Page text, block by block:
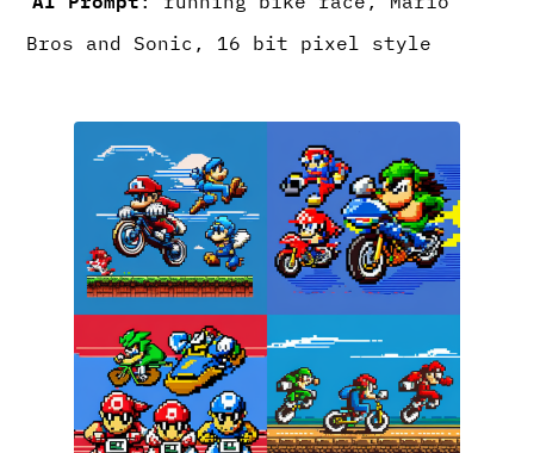
Bros and Sonic, 16 bit pixel style